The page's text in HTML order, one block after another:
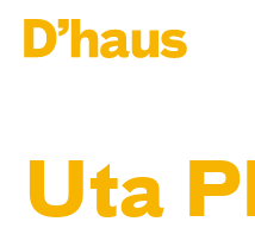
Uta